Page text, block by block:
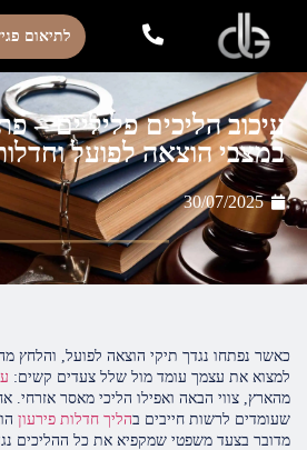
לתיאום
עיכוב הליכים פליליים –
במצבי הוצאה לפועל
30/07/2025
כאשר נפתחו נגדך תיקי הוצאה לפועל, והלחץ
למצוא את עצמך עומד מול שלל צעדים קשים:
מהארץ, צווי הבאה ואפילו הליכי מאסר אזרחי.
שעומדים לרשות חייבים בהליך חדלות פירעון
מדובר בצעד משפטי שמקפיא את כל ההליכים